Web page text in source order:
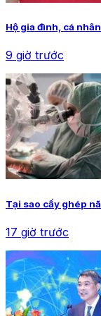
Hộ gia đình, cá
9 giờ trước
Tại sao cấy ghép
17 giờ trước